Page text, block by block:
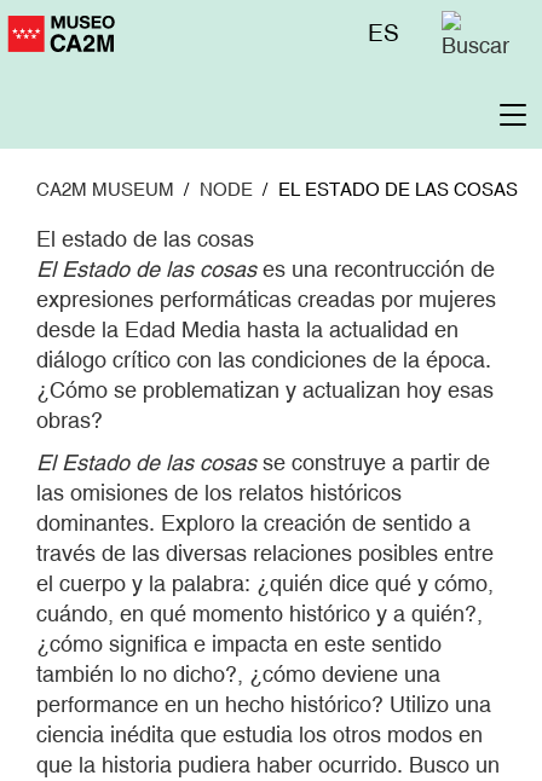
Skip
to
Menú
ES
CA2M MUSEUM NODE EL ESTADO DE LAS COSAS
El estado de las cosas
El Estado de las cosases una recontrucción de
expresiones performáticas creadas por mujeres
desde la Edad Media hasta la actualidad en
diálogo crítico con las condiciones de la época.
¿Cómo se problematizan y actualizan hoy esas
obras?
El Estado de las cosasse construye a partir de
las omisiones de los relatos históricos
dominantes. Exploro la creación de sentido a
través de las diversas relaciones posibles entre
el cuerpo y la palabra: ¿quién dice qué y cómo,
cuándo, en qué momento histórico y a quién?,
¿cómo significa e impacta en este sentido
también lo no dicho?, ¿cómo deviene una
performance en un hecho histórico? Utilizo una
ciencia inédita que estudia los otros modos en
que la historia pudiera haber ocurrido. Busco un